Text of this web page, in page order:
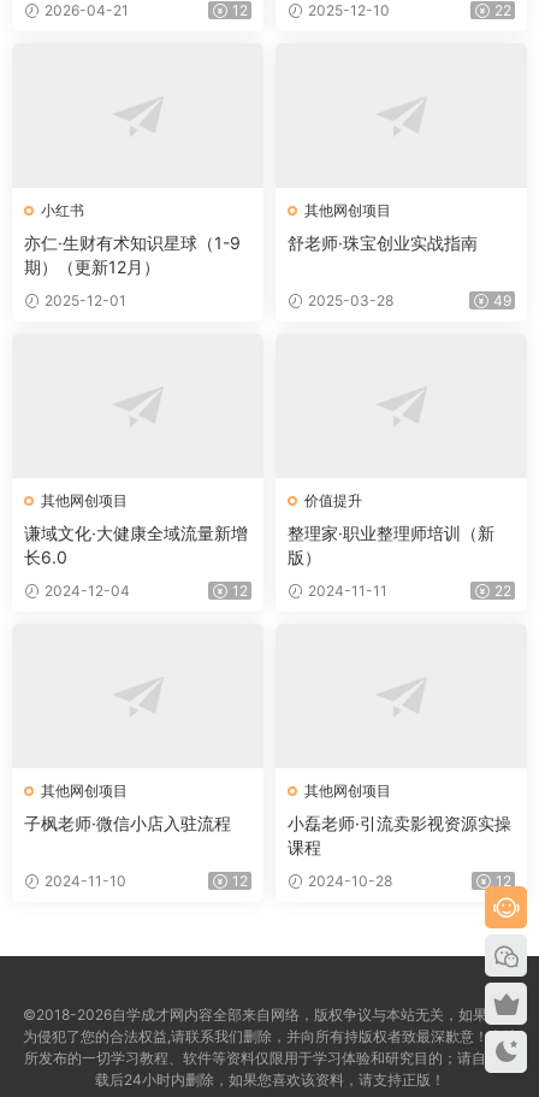
2026-04-21 12 2025-12-10 22
小红书
亦仁·生财有术知识星球（1-9
期）（更新12月）
2025-12-01
其他网创项目
舒老师·珠宝创业实战指南
2025-03-28 49
其他网创项目
谦域文化·大健康全域流量新增
长6.0
2024-12-04 12
价值提升
整理家·职业整理师培训（新
版）
2024-11-11 22
其他网创项目
子枫老师·微信小店入驻流程
2024-11-10 12
其他网创项目
小磊老师·引流卖影视资源实操
课程
2024-10-28 12
©2018-2026自学成才网内容全部来自网络，版权争议与本站无关，如果您认
为侵犯了您的合法权益,请联系我们删除，并向所有持版权者致最深歉意！本站
所发布的一切学习教程、软件等资料仅限用于学习体验和研究目的；请自觉下
载后24小时内删除，如果您喜欢该资料，请支持正版！